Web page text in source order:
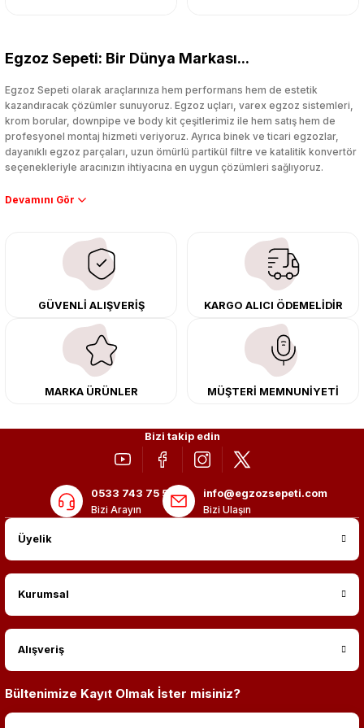
Egzoz Sepeti: Bir Dünya Markası...
Egzoz Sepeti olarak araçlarınıza hem performans hem de estetik
kazandıracak çözümler sunuyoruz. Egzoz uçları, varex egzoz sistemleri,
krom borular, downpipe ve body kit çeşitlerimiz ile hem satış hem de
profesyonel montaj hizmeti veriyoruz. Ayrıca binek ve ticari egzozlar,
dayanıklı egzoz parçaları, uzun ömürlü partikül filtre ve katalitik konvertör
seçenekleriyle aracınızın ihtiyacına en uygun çözümleri sağlıyoruz.
Performans artışı isteyen sürücüler için özel performans egzozları ve
çıkma orijinal ürünler ile yenileyebilir, body kit uygulamalarıyla aracınızın
tasarımını ve aerodinamisini üst seviyeye taşıyabilirsiniz.
Tüm ürünlerimiz orijinal, dayanıklı ve uzun ömürlüdür. İstanbul’daki montaj
merkezimizde profesyonel montaj yapıyor, Türkiye’nin her yerine güvenli
kargo ile teslimat gerçekleştiriyoruz. Aracınıza değer katmak için doğru
adres: Egzoz Sepeti.
GÜVENLİ ALIŞVERİŞ KARGO ALICI ÖDEMELİDİR
MARKA ÜRÜNLER MÜŞTERİ MEMNUNİYETİ
Bizi takip edin
0533 743 75 56
Bizi Arayın
info@egzozsepeti.com
Bizi Ulaşın
Üyelik
Kurumsal
Alışveriş
Bültenimize Kayıt Olmak İster misiniz?